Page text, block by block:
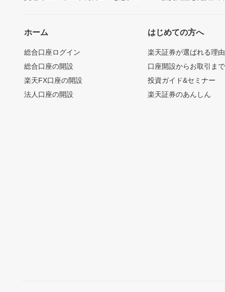
ホーム
総合口座ログイン
総合口座の開設
楽天FX口座の開設
法人口座の開設
はじめての方へ
楽天証券が選ばれる理由
口座開設からお取引ま
投資ガイド&セミナー
楽天証券のあんしん